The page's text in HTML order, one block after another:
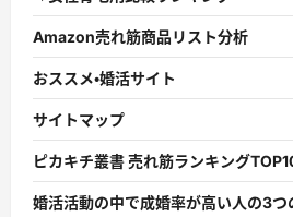
Amazon売れ筋商品リスト分析
おススメ・婚活サイト
サイトマップ
ピカキチ叢書 売れ筋ランキング
婚活活動の中で成婚率が高い人の3